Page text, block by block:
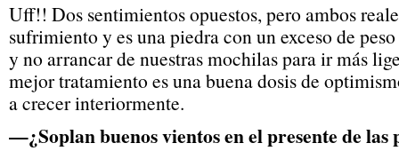
Uff!! Dos sentimientos opuestos, pero ambos
sufrimiento y es una piedra con un exceso de
y no arrancar de nuestras mochilas para ir más
mejor tratamiento es una buena dosis de
a crecer interiormente.
—¿Soplan buenos vientos en el presente de las